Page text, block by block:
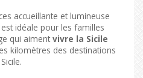
accueillante et lumineuse
idéale pour les familles
qui aiment vivre la Sicile
kilomètres des destinations